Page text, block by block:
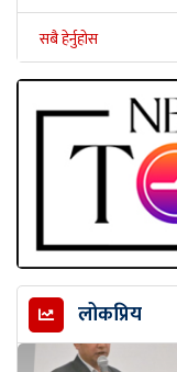
सबै हेर्नुहोस
लोकप्रिय